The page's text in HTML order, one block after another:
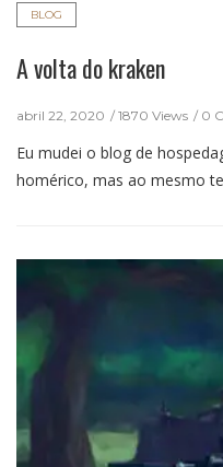
BLOG
A volta do kraken
abril 22, 2020 1870 Views 0
Eu mudei o blog de
homérico, mas ao mesmo